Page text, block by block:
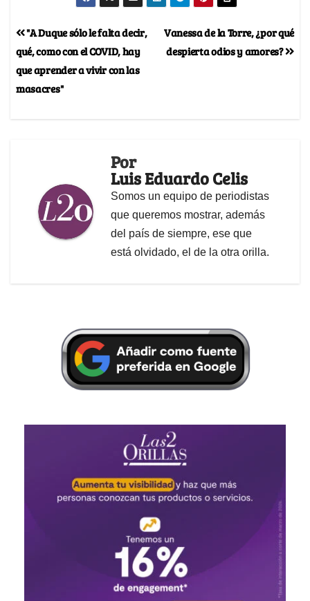
Vanessa de la Torre, ¿por qué
despierta odios y amores?
"A Duque sólo le falta decir,
qué, como con el COVID, hay
que aprender a vivir con las
masacres"
Por
Luis Eduardo Celis
Somos un equipo de periodistas
que queremos mostrar, además
del país de siempre, ese que
está olvidado, el de la otra orilla.